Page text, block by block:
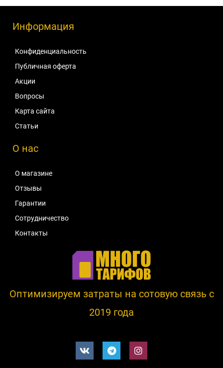
Информация
Конфиденциальность
Публичная оферта
Акции
Вопросы
Карта сайта
Статьи
О нас
О магазине
Отзывы
Гарантии
Сотрудничество
Контакты
Оптимизируем затраты на сотовую связь c
2019 года